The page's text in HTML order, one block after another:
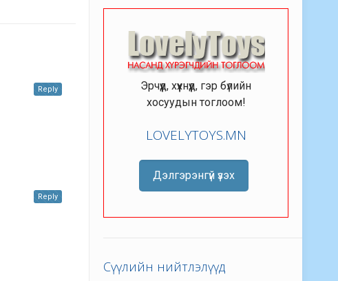
Reply
Reply
Эрчүүд, хүүхнүүд, гэр бүлийн
хосуудын тоглоом!
LOVELYTOYS.MN
Дэлгэрэнгүй үзэх
Сүүлийн нийтлэлүүд